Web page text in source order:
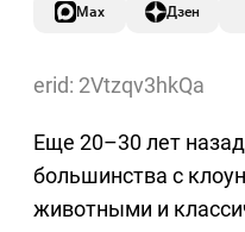
Max Дзен
erid: 2Vtzqv3hkQa
Еще 20–30 лет
большинства с
животными и